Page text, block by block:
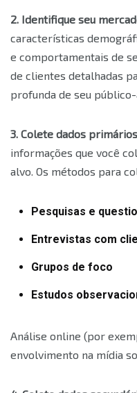
2. Identifique seu
características
e comportamentais de
de clientes detalhadas
profunda de seu
3. Colete dados primários
informações que você
alvo. Os métodos para
Pesquisas e
Entrevistas com
Grupos de foco
Estudos
Análise online (por
envolvimento na mídia